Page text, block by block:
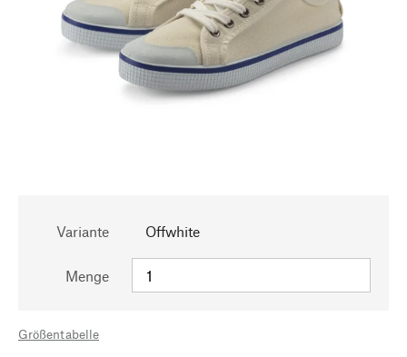
Variante Offwhite
Menge
Größentabelle